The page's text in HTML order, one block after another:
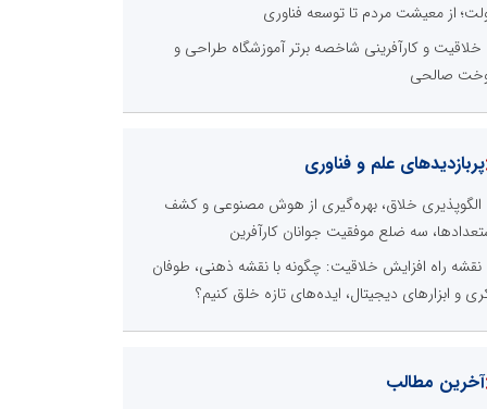
از معیشت مردم تا توسعه فناوری
خلاقیت و کارآفرینی شاخصه برتر آموزشگاه طراحی و
صالحی
پربازدیدهای علم و فناوری
الگوپذیری خلاق، بهره‌گیری از هوش مصنوعی و کشف
سه ضلع موفقیت جوانان کارآفرین
نقشه راه افزایش خلاقیت: چگونه با نقشه ذهنی، طوفان
و ابزارهای دیجیتال، ایده‌های تازه خلق کنیم؟
آخرین مطالب